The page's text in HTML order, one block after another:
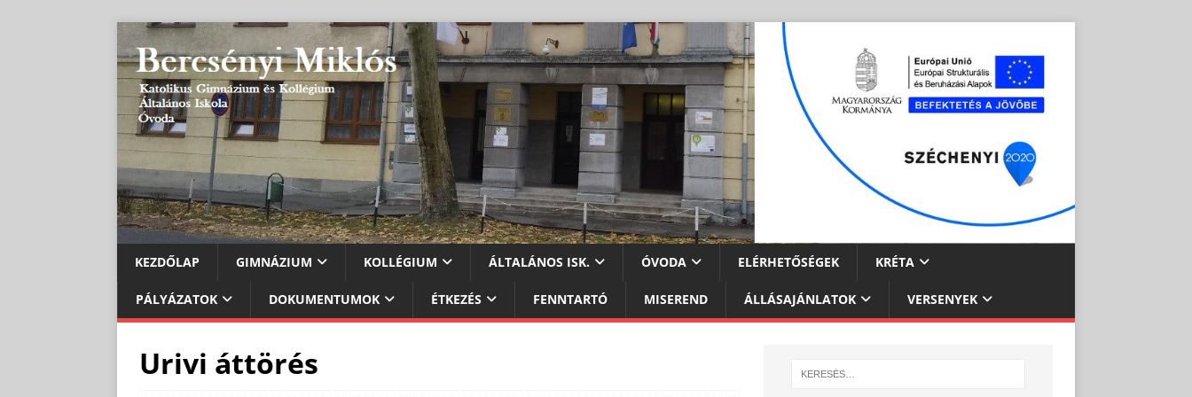
KEZDŐLAP GIMNÁZIUM KOLLÉGIUM ÁLTALÁNOS ISK. ÓVODA ELÉRHETŐSÉGEK KRÉTA
PÁLYÁZATOK DOKUMENTUMOK ÉTKEZÉS FENNTARTÓ MISEREND ÁLLÁSAJÁNLATOK VERSENYEK
Urivi áttörés